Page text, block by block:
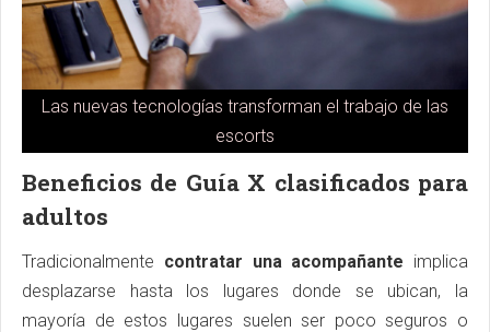
Las nuevas tecnologías transforman el trabajo de las
escorts
Beneficios de Guía X clasificados para
adultos
Tradicionalmente contratar una acompañante implica
desplazarse hasta los lugares donde se ubican, la
mayoría de estos lugares suelen ser poco seguros o